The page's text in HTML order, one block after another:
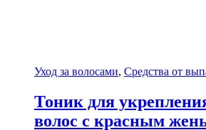
Уход за волосами, Средства от
Тоник для
волос с красным